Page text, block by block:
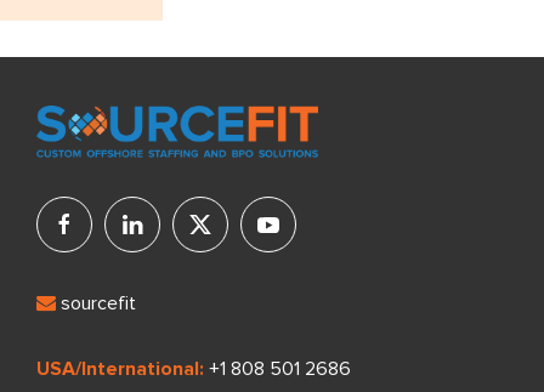
sourcefit
USA/International: +1 808 501 2686